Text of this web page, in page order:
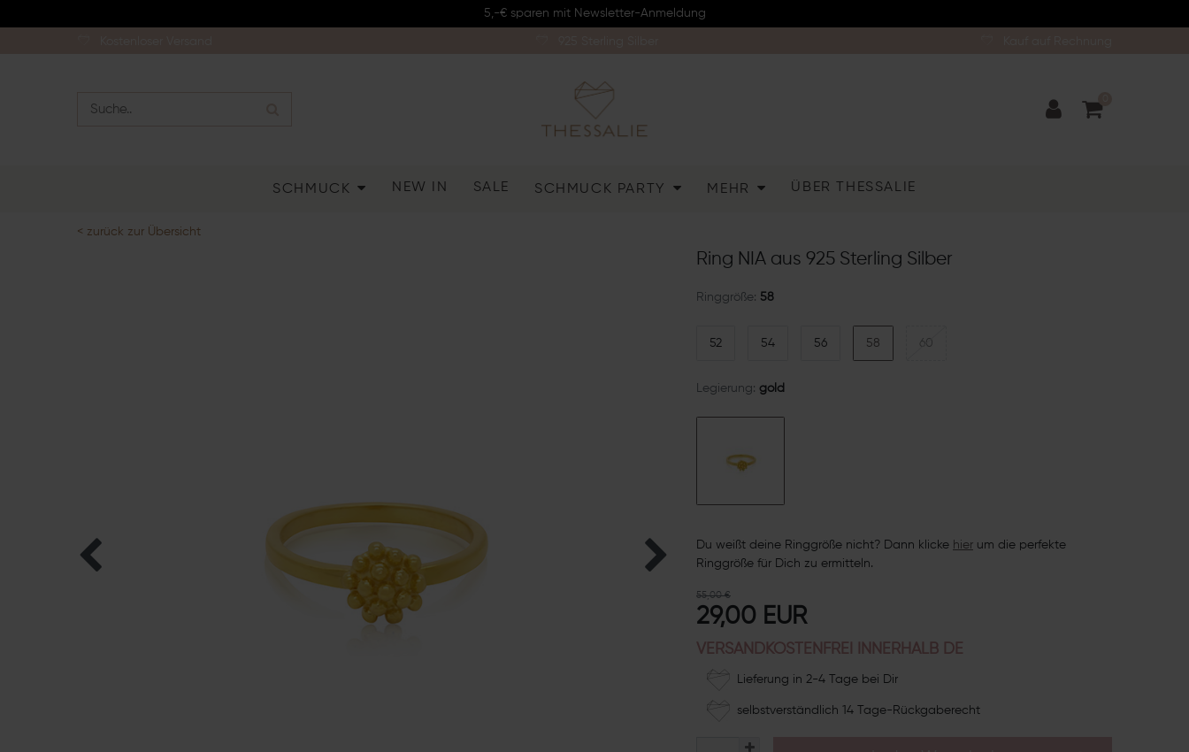
5,-€ sparen mit Newsletter-Anmeldung
SCHMUCK NEW IN SALE SCHMUCK PARTY MEHR ÜBER THESSALIE
< zurück zur Übersicht
Ring NIA aus 925 Sterling Silber
Ringgröße: 58
52 54 56 58 60
Legierung: gold
Du weißt deine Ringgröße nicht? Dann klicke hier um die perfekte
Ringgröße für Dich zu ermitteln.
55,00 €
29,00 EUR
VERSANDKOSTENFREI INNERHALB DE
Lieferung in 2-4 Tage bei Dir
selbstverständlich 14 Tage-Rückgaberecht